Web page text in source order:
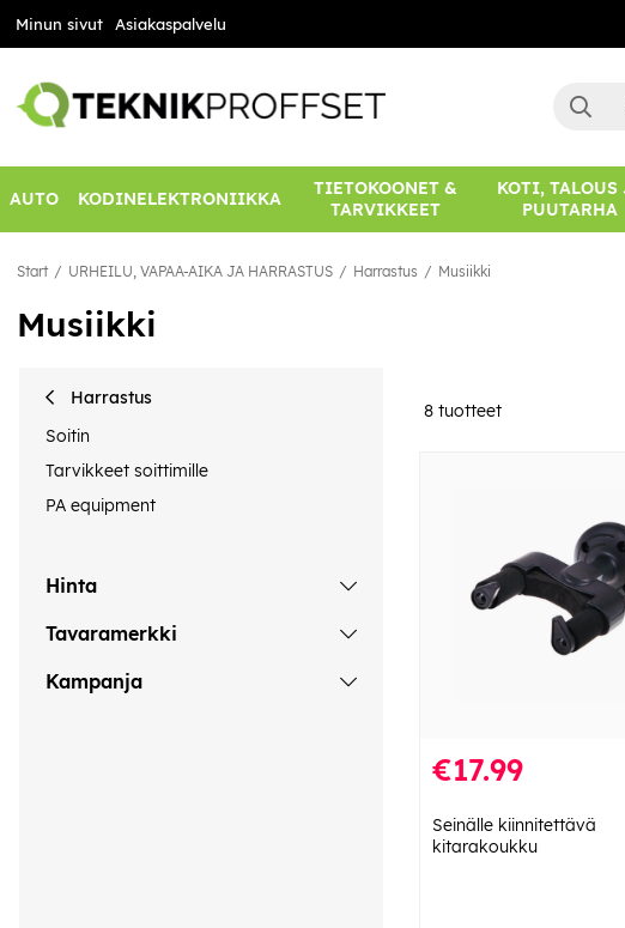
Minun sivut Asiakaspalvelu
AUTO KODINELEKTRONIIKKA
TIETOKOONET &
TARVIKKEET
KOTI, TALOUS
PUUTARHA
Start URHEILU, VAPAA-AIKA JA HARRASTUS Harrastus Musiikki
Musiikki
Harrastus
Soitin
Tarvikkeet soittimille
PA equipment
Hinta
Tavaramerkki
Kampanja
8 tuotteet
€17.99
Seinälle kiinnitettävä
kitarakoukku